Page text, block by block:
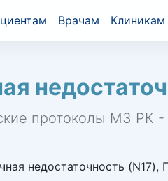
Врачам Клиникам
протоколы МЗ РК -
недостаточность